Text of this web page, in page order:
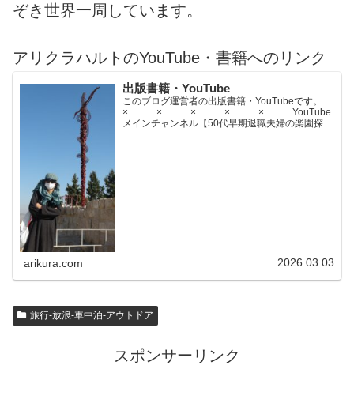
ぞき世界一周しています。
アリクラハルトのYouTube・書籍へのリンク
出版書籍・YouTube
このブログ運営者の出版書籍・YouTubeです。
× × × × × YouTube
メインチャンネル【50代早期退職夫婦の楽園探求
arikura.com 2026.03.03
旅行-放浪-車中泊-アウトドア
スポンサーリンク